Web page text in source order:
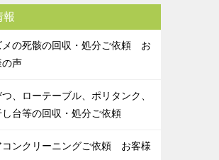
報
メの死骸の回収・処分ご依頼 お
の声
、ローテーブル、ポリタンク、
し台等の回収・処分ご依頼
コンクリーニングご依頼 お客様